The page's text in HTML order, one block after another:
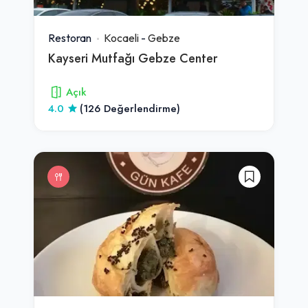
Restoran Kocaeli - Gebze
Kayseri Mutfağı Gebze Center
Açık
4.0
(126 Değerlendirme)